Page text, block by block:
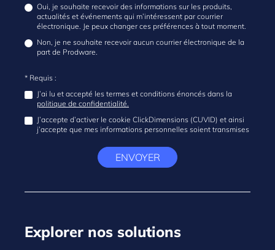
Oui, je souhaite recevoir des informations sur les produits,
actualités et événements qui m’intéressent par courrier
électronique. Je peux changer ces préférences à tout moment.
Non, je ne souhaite recevoir aucun courrier électronique de la
part de Prodware.
* Requis :
J’ai lu et accepté les termes et conditions énoncés dans la
politique de confidentialité.
J’accepte d’activer le cookie ClickDimensions (CUVID) et ainsi
j’accepte que mes informations personnelles soient transmises
ENVOYER
Explorer nos solutions